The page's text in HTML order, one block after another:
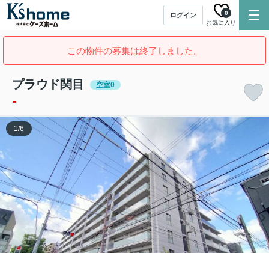
ログイン
お気に入り
0
この物件の募集は終了しました。
プラウド関目 空室0
-
1/6